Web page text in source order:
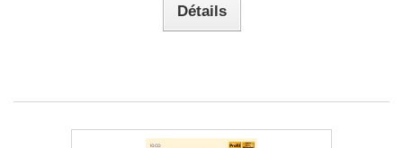
Détails